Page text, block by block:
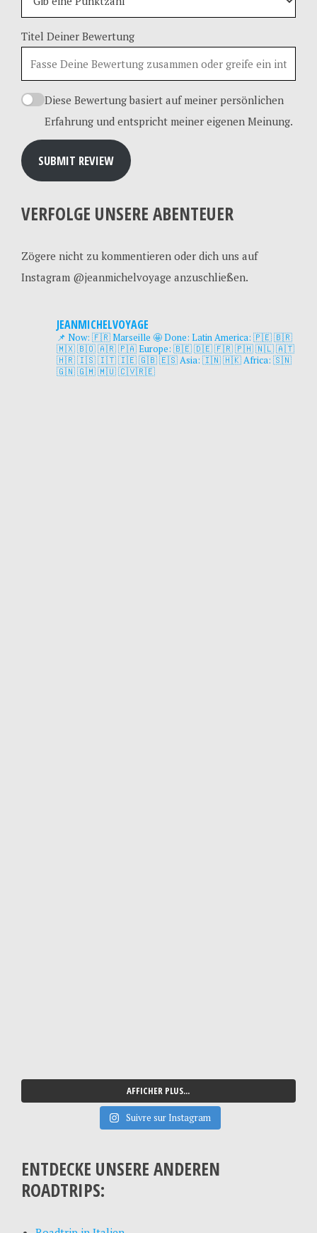
Titel Deiner Bewertung
Diese Bewertung basiert auf meiner persönlichen
Erfahrung und entspricht meiner eigenen Meinung.
SUBMIT REVIEW
VERFOLGE UNSERE ABENTEUER
Zögere nicht zu kommentieren oder dich uns auf
Instagram @jeanmichelvoyage anzuschließen.
JEANMICHELVOYAGE
📌 Now: 🇫🇷 Marseille 🤩 Done: Latin America: 🇵🇪 🇧🇷
🇲🇽 🇧🇴 🇦🇷 🇵🇦Europe: 🇧🇪 🇩🇪 🇫🇷 🇵🇭 🇳🇱 🇦🇹
🇭🇷 🇮🇸 🇮🇹 🇮🇪 🇬🇧 🇪🇸Asia: 🇮🇳 🇭🇰Africa: 🇸🇳
🇬🇳 🇬🇲 🇲🇺 🇨🇻🇷🇪